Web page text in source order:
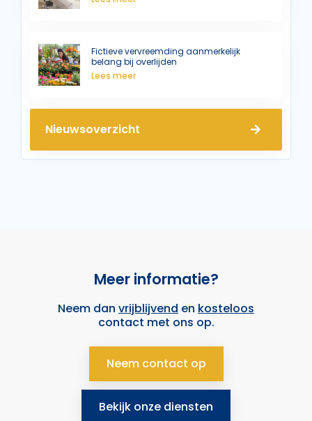
Fictieve vervreemding aanmerkelijk
belang bij overlijden
Lees meer
Nieuwsoverzicht
Meer informatie?
Neem dan vrijblijvend en kosteloos
contact met ons op.
Neem contact op
Bekijk onze diensten